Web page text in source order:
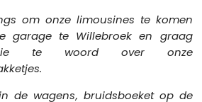
om onze limousines te komen
garage te Willebroek en graag
te woord over onze
de wagens, bruidsboeket op de